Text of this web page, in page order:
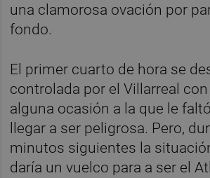
una clamorosa ovación por
fondo.
El primer cuarto de hora se
controlada por el Villarreal
alguna ocasión a la que le
llegar a ser peligrosa. Pero,
minutos siguientes la
daría un vuelco para a ser el